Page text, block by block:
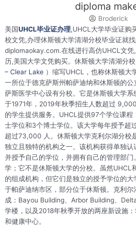
diploma
Broderick
美国UHCL毕业证办理,UHCL大学毕业证购
校文凭,办理休斯顿大学清湖分校毕业证就找
diplomaokay.com.在线进行高仿UHCL文
历,美国大学文凭购买。休斯顿大学清湖分校
– Clear Lake ）缩写UHCL，也称休斯顿大
一所位于德克萨斯州帕萨迪纳和休斯顿的
萨斯医学中心设有分校。它是休斯顿大学
于1971年，2019年秋季招生人数超过
的学生提供服务。UHCL提供97个学位课
士学位和3个博士学位。该大学每年授予超
超过73,000 人。休斯顿大学克利尔湖分校
独立且独特的机构之一。该机构获得单独
并授予自己的学位，并拥有自己的管理部
学；它不是休斯顿大学的分校。虽然UHCL
的组成机构，但它们是独立的授予学位的
于帕萨迪纳市区，部分位于休斯顿。克利尔
成：Bayou Building、Arbor Building、
学楼，以及2018年秋季开放的两座新设施
和健康中心。